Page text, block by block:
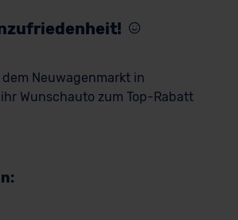
Neuwagenmarkt in
Wunschauto zum Top-Rabatt